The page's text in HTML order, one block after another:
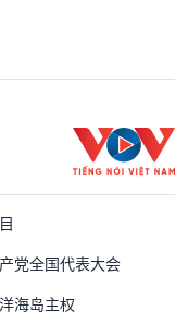
党全国代表大会
海岛主权